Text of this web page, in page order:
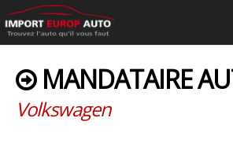
MANDATAIRE
Volkswagen